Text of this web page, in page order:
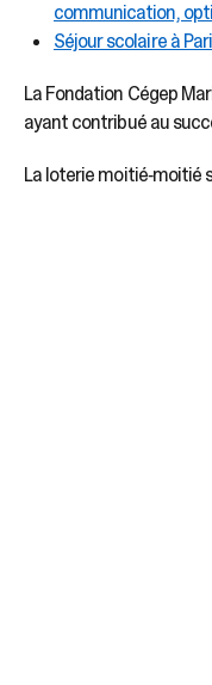
communication,
Séjour scolaire à
La Fondation Cégep
ayant contribué au
La loterie moitié‑moitié